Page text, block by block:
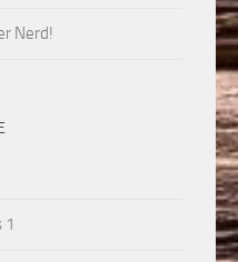
Nerd!
1